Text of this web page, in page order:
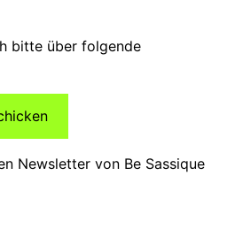
bitte über folgende
Newsletter von Be Sassique